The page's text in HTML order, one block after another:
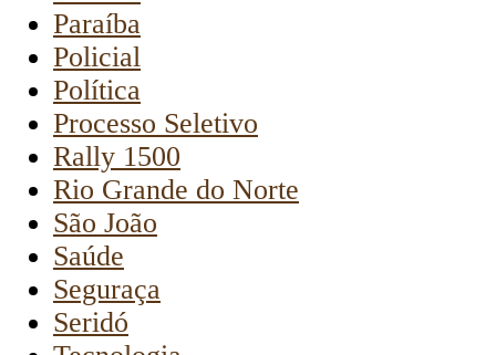
Paraíba
Policial
Política
Processo Seletivo
Rally 1500
Rio Grande do Norte
São João
Saúde
Seguraça
Seridó